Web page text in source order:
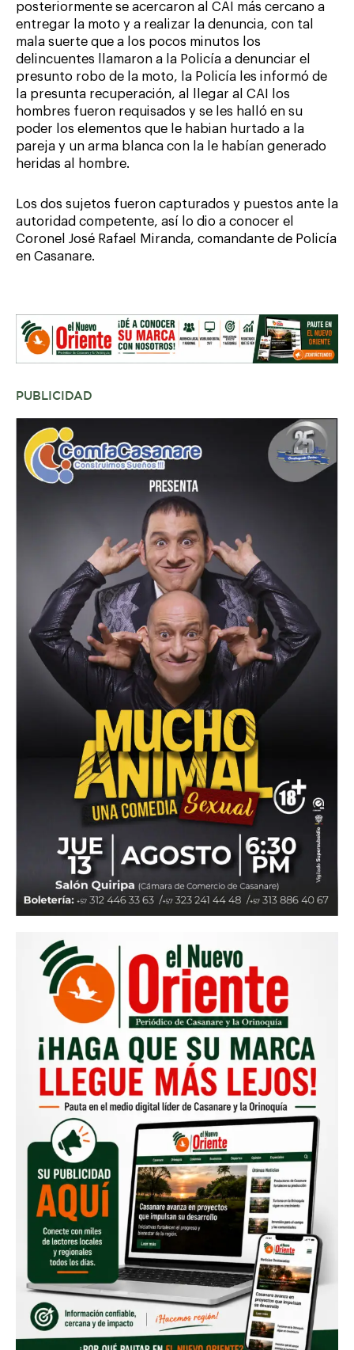
posteriormente se acercaron al CAI más cercano a
entregar la moto y a realizar la denuncia, con tal
mala suerte que a los pocos minutos los
delincuentes llamaron a la Policía a denunciar el
presunto robo de la moto, la Policía les informó de
la presunta recuperación, al llegar al CAI los
hombres fueron requisados y se les halló en su
poder los elementos que le habian hurtado a la
pareja y un arma blanca con la le habían generado
heridas al hombre.
Los dos sujetos fueron capturados y puestos ante la
autoridad competente, así lo dio a conocer el
Coronel José Rafael Miranda, comandante de Policía
en Casanare.
PUBLICIDAD